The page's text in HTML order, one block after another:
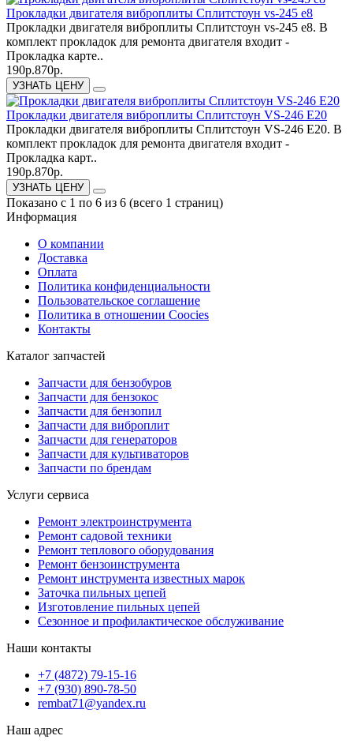
Прокладки двигателя виброплиты Сплитстоун vs-245 e8
Прокладки двигателя виброплиты Сплитстоун vs-245 e8. В
комплект прокладок для ремонта двигателя входит -
Прокладка карте..
190р.870р.
УЗНАТЬ ЦЕНУ
Прокладки двигателя виброплиты Сплитстоун VS-246 E20
Прокладки двигателя виброплиты Сплитстоун VS-246 E20. В
комплект прокладок для ремонта двигателя входит -
Прокладка карт..
190р.870р.
УЗНАТЬ ЦЕНУ
Показано с 1 по 6 из 6 (всего 1 страниц)
Информация
О компании
Доставка
Оплата
Политика конфиденциальности
Пользовательское соглашение
Политика в отношении Coocies
Контакты
Каталог запчастей
Запчасти для бензобуров
Запчасти для бензокос
Запчасти для бензопил
Запчасти для виброплит
Запчасти для генераторов
Запчасти для культиваторов
Запчасти по брендам
Услуги сервиса
Ремонт электроинструмента
Ремонт садовой техники
Ремонт теплового оборудования
Ремонт бензоинструмента
Ремонт инструмента известных марок
Заточка пильных цепей
Изготовление пильных цепей
Сезонное и профилактическое обслуживание
Наши контакты
+7 (4872) 79-15-16
+7 (930) 890-78-50
rembat71@yandex.ru
Наш адрес